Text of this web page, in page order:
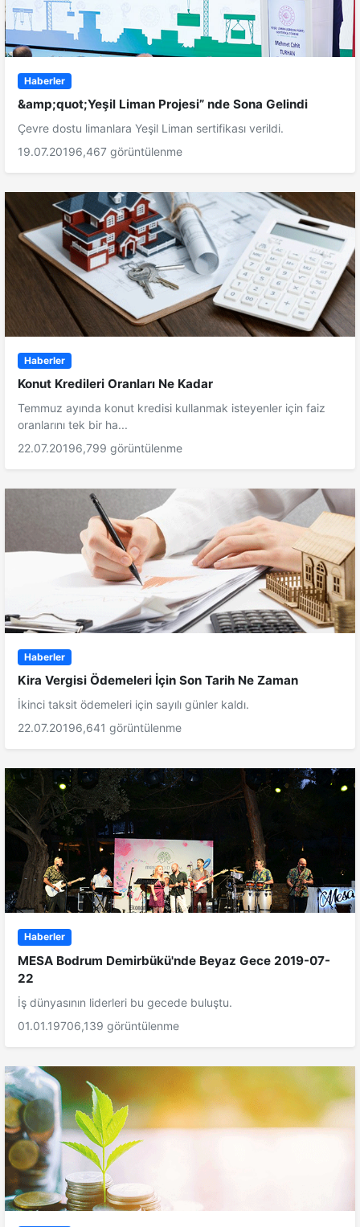
Haberler
&amp;quot;Yeşil Liman Projesi” nde Sona Gelindi
Çevre dostu limanlara Yeşil Liman sertifikası verildi.
19.07.20196,467 görüntülenme
Haberler
Konut Kredileri Oranları Ne Kadar
Temmuz ayında konut kredisi kullanmak isteyenler için faiz
oranlarını tek bir ha...
22.07.20196,799 görüntülenme
Haberler
Kira Vergisi Ödemeleri İçin Son Tarih Ne Zaman
İkinci taksit ödemeleri için sayılı günler kaldı.
22.07.20196,641 görüntülenme
Haberler
MESA Bodrum Demirbükü'nde Beyaz Gece 2019-07-
22
İş dünyasının liderleri bu gecede buluştu.
01.01.19706,139 görüntülenme